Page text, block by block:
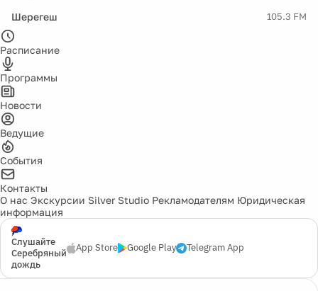
Шерегеш 105.3 FM
Расписание
Программы
Новости
Ведущие
События
Контакты
О нас Экскурсии Silver Studio Рекламодателям Юридическая
информация
Слушайте
Серебряный
дождь
App Store Google Play Telegram App